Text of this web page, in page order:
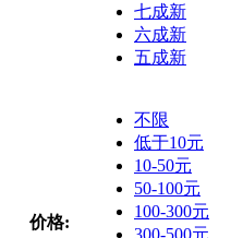
七成新
六成新
五成新
价格:
不限
低于10元
10-50元
50-100元
100-300元
300-500元